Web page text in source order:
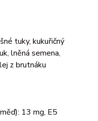
tuky, kukuřičný
lněná semena,
z brutnáku
13 mg, E5